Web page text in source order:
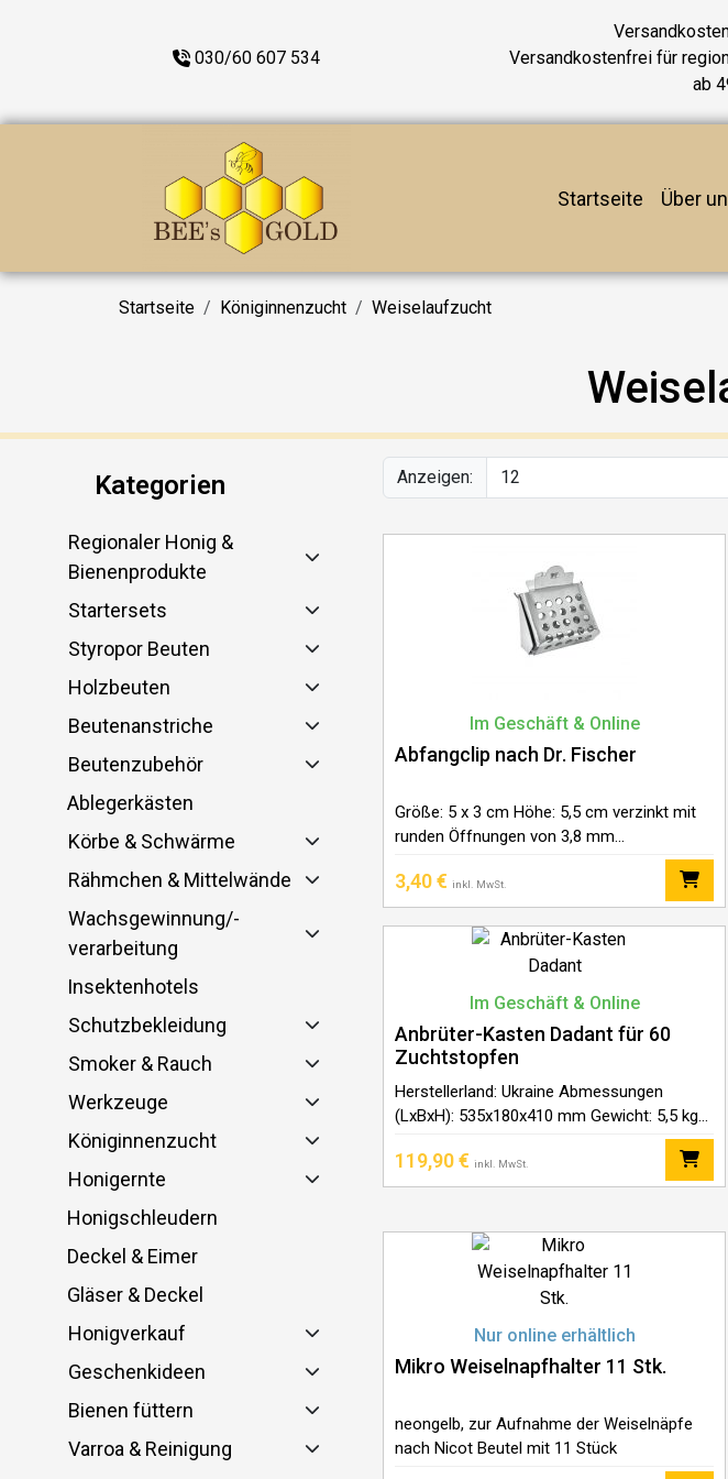
030/60 607 534
Versandkostenfrei für
ab
Startseite Über
Startseite Königinnenzucht Weiselaufzucht
Kategorien
Regionaler Honig &
Bienenprodukte
Startersets
Styropor Beuten
Holzbeuten
Beutenanstriche
Beutenzubehör
Ablegerkästen
Körbe & Schwärme
Rähmchen & Mittelwände
Wachsgewinnung/-
verarbeitung
Insektenhotels
Schutzbekleidung
Smoker & Rauch
Werkzeuge
Königinnenzucht
Honigernte
Honigschleudern
Deckel & Eimer
Gläser & Deckel
Honigverkauf
Geschenkideen
Bienen füttern
Varroa & Reinigung
Anzeigen:
Im Geschäft & Online
Abfangclip nach Dr. Fischer
Größe: 5 x 3 cm Höhe: 5,5 cm verzinkt mit
runden Öffnungen von 3,8 mm
3,40€ inkl. MwSt.
Im Geschäft & Online
Anbrüter-Kasten Dadant für 60
Zuchtstopfen
Herstellerland: Ukraine Abmessungen
(LxBxH): 535x180x410 mm Gewicht: 5,5 kg
Für 3 Rähmchen Dadant Blatt Zuchtsystem
nach Nicot Zuchtlatten für 60 Stopfen
Durchmesser das Löcher: 17 mm Material:
119,90€ inkl. MwSt.
Nur online erhältlich
Mikro Weiselnapfhalter 11 Stk.
neongelb, zur Aufnahme der Weiselnäpfe
nach Nicot Beutel mit 11 Stück